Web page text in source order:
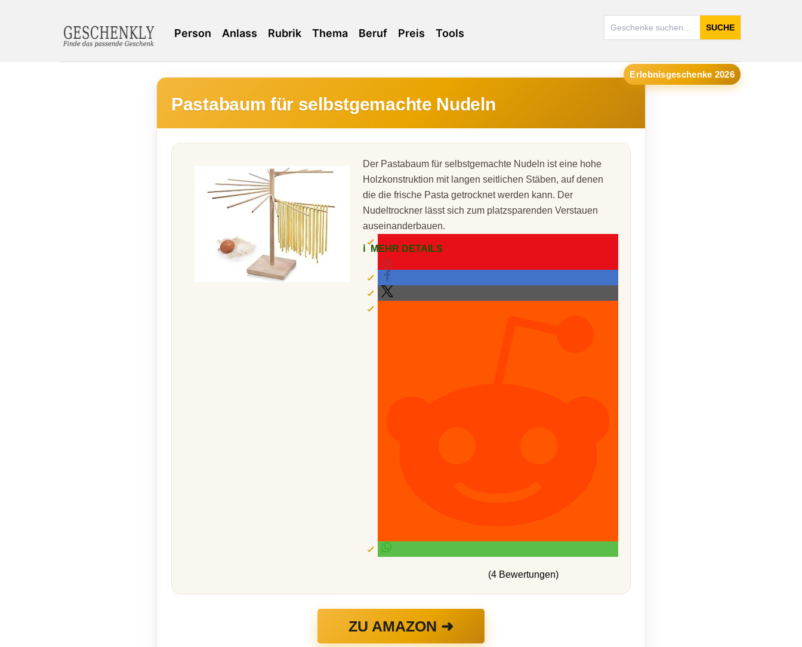
SUCHE
Person Anlass Rubrik Thema Beruf Preis Tools
Erlebnisgeschenke 2026
Pastabaum für selbstgemachte Nudeln
Der Pastabaum für selbstgemachte Nudeln ist eine hohe
Holzkonstruktion mit langen seitlichen Stäben, auf denen
die die frische Pasta getrocknet werden kann. Der
Nudeltrockner lässt sich zum platzsparenden Verstauen
auseinanderbauen.
ℹ️ MEHR DETAILS
(4 Bewertungen)
ZU AMAZON ➜